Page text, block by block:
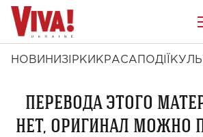
НОВИНИ ЗІРКИ КРАСА ПОДІЇ
ПЕРЕВОДА ЭТОГО
НЕТ, ОРИГИНАЛ МОЖНО